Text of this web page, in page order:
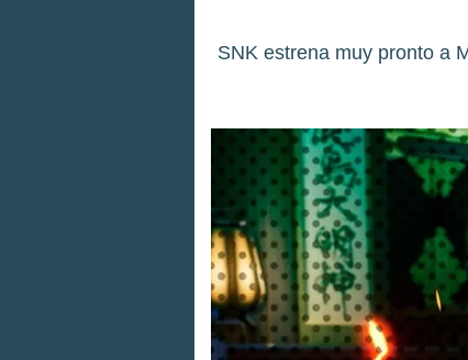
SNK estrena muy pronto a